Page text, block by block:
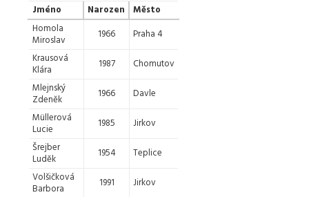
Jméno
Narozen
Město
Homola
Miroslav
1966
Praha 4
Krausová
Klára
1987
Chomutov
Mlejnský
Zdeněk
1966
Davle
Müllerová
Lucie
1985
Jirkov
Šrejber
Luděk
1954
Teplice
Volšičková
Barbora
1991 Jirkov